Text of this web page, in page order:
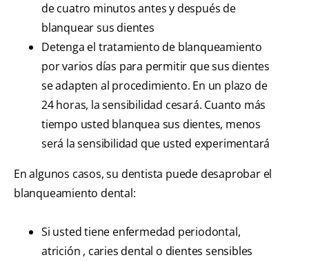
de cuatro minutos antes y después de
blanquear sus dientes
Detenga el tratamiento de blanqueamiento
por varios días para permitir que sus dientes
se adapten al procedimiento. En un plazo de
24 horas, la sensibilidad cesará. Cuanto más
tiempo usted blanquea sus dientes, menos
será la sensibilidad que usted experimentará
En algunos casos, su dentista puede desaprobar el
blanqueamiento dental:
Si usted tiene enfermedad periodontal,
atrición , caries dental o dientes sensibles